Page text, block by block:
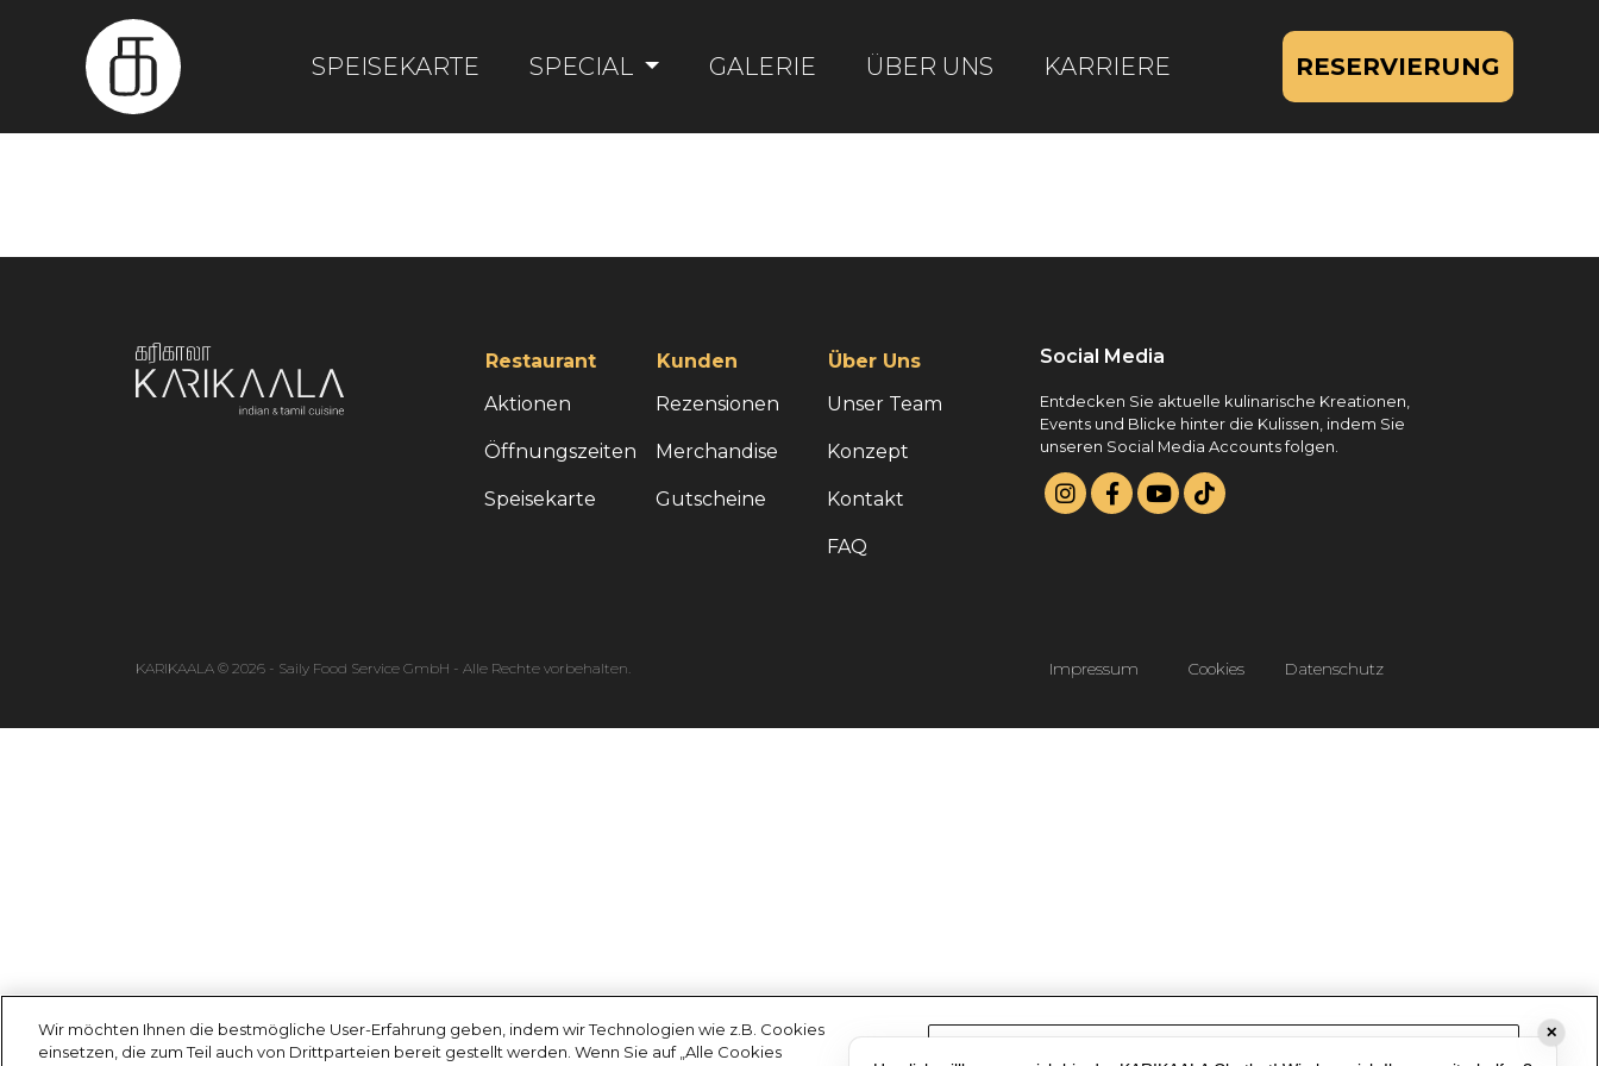
SPEISEKARTE SPECIAL GALERIE ÜBER UNS KARRIERE RESERVIERUNG
Restaurant
Aktionen
Öffnungszeiten
Speisekarte
Kunden
Rezensionen
Merchandise
Gutscheine
Über Uns
Unser Team
Konzept
Kontakt
FAQ
Social Media
Entdecken Sie aktuelle kulinarische Kreationen,
Events und Blicke hinter die Kulissen, indem Sie
unseren Social Media Accounts folgen.
KARIKAALA © 2026 - Saily Food Service GmbH - Alle Rechte vorbehalten. Impressum Cookies Datenschutz
✕
Wir möchten Ihnen die bestmögliche User-Erfahrung geben, indem wir Technologien wie z.B. Cookies
einsetzen, die zum Teil auch von Drittparteien bereit gestellt werden. Wenn Sie auf „Alle Cookies